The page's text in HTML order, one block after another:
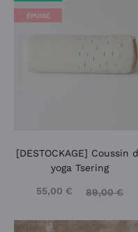
ÉPUISÉ
[DESTOCKAGE] Coussin
yoga Tsering
89,00€
55,00 €